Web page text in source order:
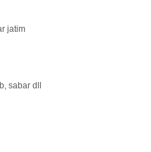
jatim
sabar dll